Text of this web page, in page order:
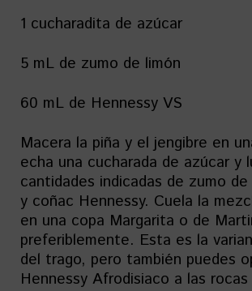
1 cucharadita de azúcar
5 mL de zumo de limón
60 mL de Hennessy VS
Macera la piña y el jengibre en
echa una cucharada de azúcar y
cantidades indicadas de zumo
y coñac Hennessy. Cuela la
en una copa Margarita o de
preferiblemente. Esta es la
del trago, pero también puedes
Hennessy Afrodisiaco a las rocas